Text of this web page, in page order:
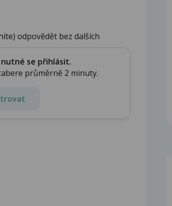
odpovědět bez dalších
se přihlásit.
průměrně 2 minuty.